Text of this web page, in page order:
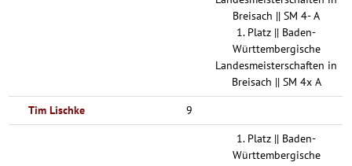
Breisach || SM 4- A
1. Platz || Baden-
Württembergische
Landesmeisterschaften in
Breisach || SM 4x A
Tim Lischke
9
1. Platz || Baden-
Württembergische